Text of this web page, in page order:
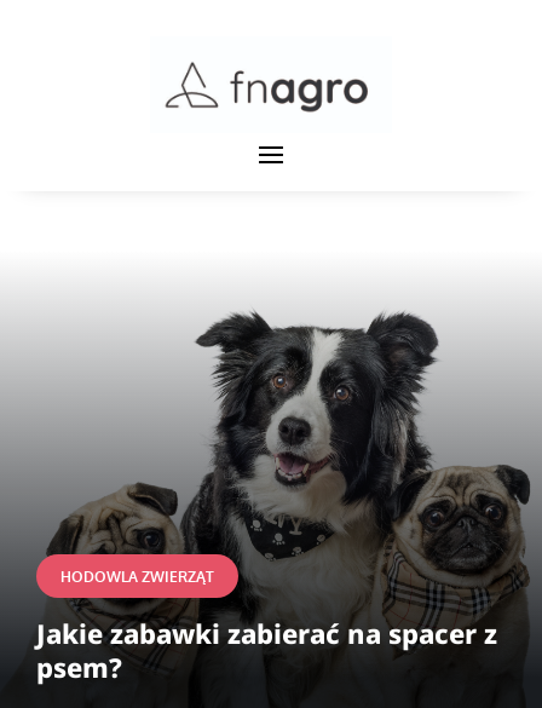
HODOWLA ZWIERZĄT
Jakie zabawki zabierać na spacer z
psem?